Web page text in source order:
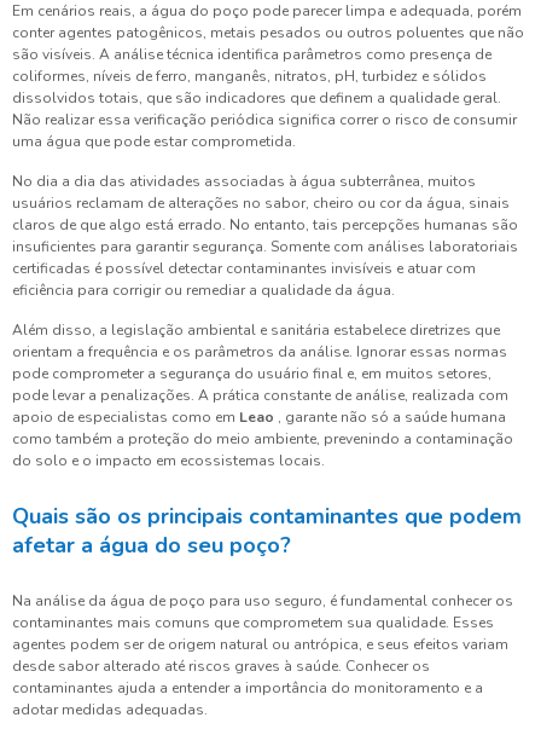
Em cenários reais, a água do poço pode parecer limpa e adequada, porém
conter agentes patogênicos, metais pesados ou outros poluentes que não
são visíveis. A análise técnica identifica parâmetros como presença de
coliformes, níveis de ferro, manganês, nitratos, pH, turbidez e sólidos
dissolvidos totais, que são indicadores que definem a qualidade geral.
Não realizar essa verificação periódica significa correr o risco de consumir
uma água que pode estar comprometida.
No dia a dia das atividades associadas à água subterrânea, muitos
usuários reclamam de alterações no sabor, cheiro ou cor da água, sinais
claros de que algo está errado. No entanto, tais percepções humanas são
insuficientes para garantir segurança. Somente com análises laboratoriais
certificadas é possível detectar contaminantes invisíveis e atuar com
eficiência para corrigir ou remediar a qualidade da água.
Além disso, a legislação ambiental e sanitária estabelece diretrizes que
orientam a frequência e os parâmetros da análise. Ignorar essas normas
pode comprometer a segurança do usuário final e, em muitos setores,
pode levar a penalizações. A prática constante de análise, realizada com
apoio de especialistas como em Leao , garante não só a saúde humana
como também a proteção do meio ambiente, prevenindo a contaminação
do solo e o impacto em ecossistemas locais.
Quais são os principais contaminantes que podem
afetar a água do seu poço?
Na análise da água de poço para uso seguro, é fundamental conhecer os
contaminantes mais comuns que comprometem sua qualidade. Esses
agentes podem ser de origem natural ou antrópica, e seus efeitos variam
desde sabor alterado até riscos graves à saúde. Conhecer os
contaminantes ajuda a entender a importância do monitoramento e a
adotar medidas adequadas.